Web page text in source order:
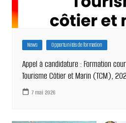
News Opportunités de formation
Appel à candidature : Formation
Tourisme Côtier et Marin (TCM),
7 mai 2026